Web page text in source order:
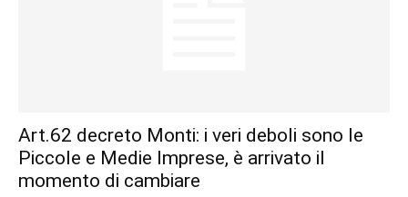
Art.62 decreto Monti: i veri deboli sono le
Piccole e Medie Imprese, è arrivato il
momento di cambiare